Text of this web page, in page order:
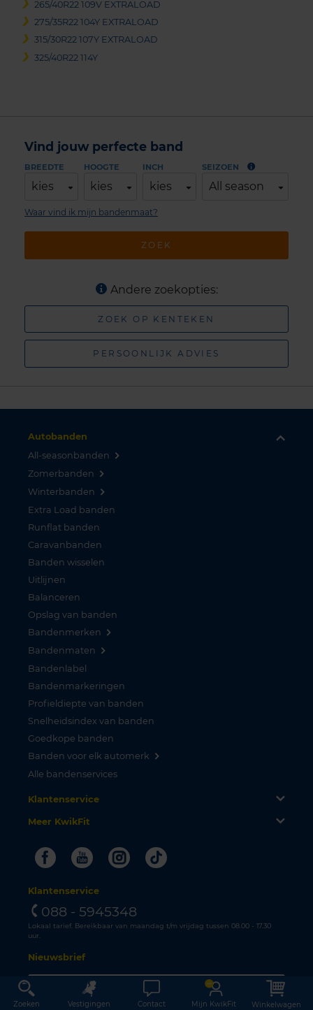
265/40R22 109V EXTRALOAD
275/35R22 104Y EXTRALOAD
315/30R22 107Y EXTRALOAD
325/40R22 114Y
Vind jouw perfecte band
BREEDTE
kies
HOOGTE
kies
INCH
kies
SEIZOEN
All season
ZOEK
Waar vind ik mijn bandenmaat?
Andere zoekopties:
ZOEK OP KENTEKEN
PERSOONLIJK ADVIES
Autobanden
All-seasonbanden
Zomerbanden
Winterbanden
Extra Load banden
Runflat banden
Caravanbanden
Banden wisselen
Uitlijnen
Balanceren
Opslag van banden
Bandenmerken
Bandenmaten
Bandenlabel
Bandenmarkeringen
Profieldiepte van banden
Snelheidsindex van banden
Goedkope banden
Banden voor elk automerk
Alle bandenservices
Klantenservice
Meer KwikFit
FacebookYoutubeInstagram
Tiktok
Klantenservice
088 - 5945348
Lokaal tarief. Bereikbaar van maandag t/m vrijdag tussen 08.00 - 17.30
uur.
Nieuwsbrief
Zoeken Vestigingen Contact Mijn KwikFit Winkelwagen